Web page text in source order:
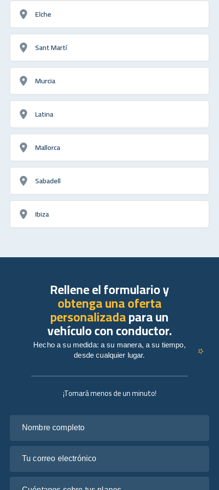
Elche
Sant Martí
Murcia
Latina
Mallorca
Sabadell
Ibiza
¡Tomará menos de un minuto!
Rellene el formulario y
obtenga una oferta
personalizadapara un
vehículo con conductor.
Hecho a su medida: a su manera, a su tiempo,
desde cualquier lugar.